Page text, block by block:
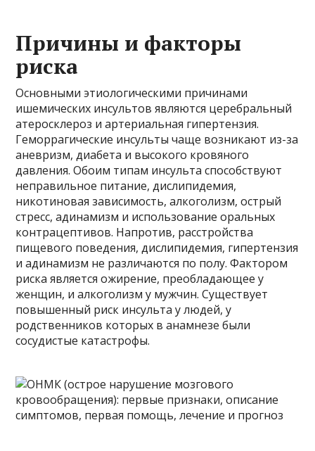
Причины и факторы
риска
Основными этиологическими причинами
ишемических инсультов являются церебральный
атеросклероз и артериальная гипертензия.
Геморрагические инсульты чаще возникают из-за
аневризм, диабета и высокого кровяного
давления. Обоим типам инсульта способствуют
неправильное питание, дислипидемия,
никотиновая зависимость, алкоголизм, острый
стресс, адинамизм и использование оральных
контрацептивов. Напротив, расстройства
пищевого поведения, дислипидемия, гипертензия
и адинамизм не различаются по полу. Фактором
риска является ожирение, преобладающее у
женщин, и алкоголизм у мужчин. Существует
повышенный риск инсульта у людей, у
родственников которых в анамнезе были
сосудистые катастрофы.